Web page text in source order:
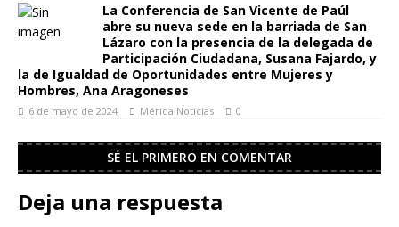
La Conferencia de San Vicente de Paúl
abre su nueva sede en la barriada de San
Lázaro con la presencia de la delegada de
Participación Ciudadana, Susana Fajardo, y
la de Igualdad de Oportunidades entre Mujeres y
Hombres, Ana Aragoneses
6 de mayo de 2024 Mérida Noticias 0
SÉ EL PRIMERO EN COMENTAR
Deja una respuesta